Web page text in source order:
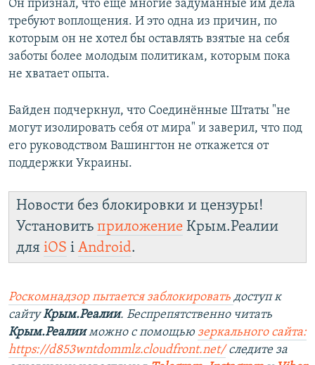
Он признал, что ещё многие задуманные им дела
требуют воплощения. И это одна из причин, по
которым он не хотел бы оставлять взятые на себя
заботы более молодым политикам, которым пока
не хватает опыта.
Байден подчеркнул, что Соединённые Штаты "не
могут изолировать себя от мира" и заверил, что под
его руководством Вашингтон не откажется от
поддержки Украины.
Новости без блокировки и цензуры!
Установить приложение Крым.Реалии
для iOS і Android.
Роскомнадзор пытается заблокировать доступ к
сайтуКрым.Реалии. Беспрепятственно читать
Крым.Реалииможно с помощью зеркального сайта:
https://d853wntdommlz.cloudfront.net/следите за